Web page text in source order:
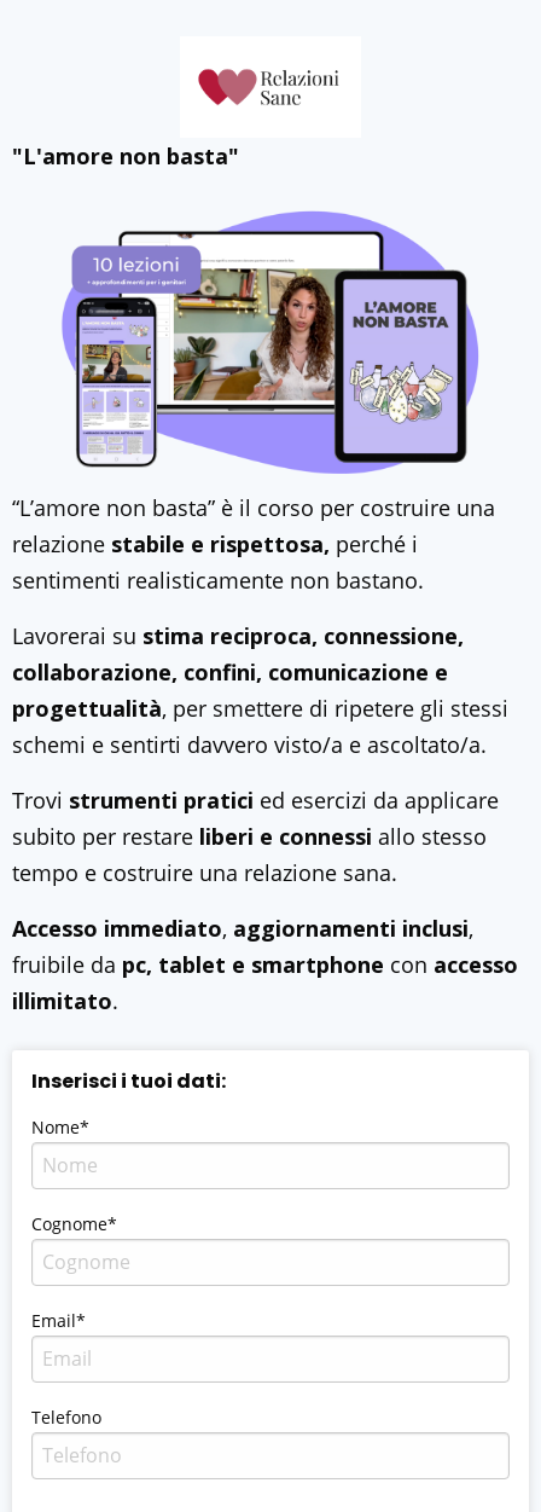
"L'amore non basta"
“L’amore non basta” è il corso per costruire una
relazione stabile e rispettosa, perché i
sentimenti realisticamente non bastano.
Lavorerai su stima reciproca, connessione,
collaborazione, confini, comunicazione e
progettualità, per smettere di ripetere gli stessi
schemi e sentirti davvero visto/a e ascoltato/a.
Trovi strumenti pratici ed esercizi da applicare
subito per restare liberi e connessi allo stesso
tempo e costruire una relazione sana.
Accesso immediato, aggiornamenti inclusi,
fruibile da pc, tablet e smartphone con accesso
illimitato.
Inserisci i tuoi dati:
Nome*
Cognome*
Email*
Telefono